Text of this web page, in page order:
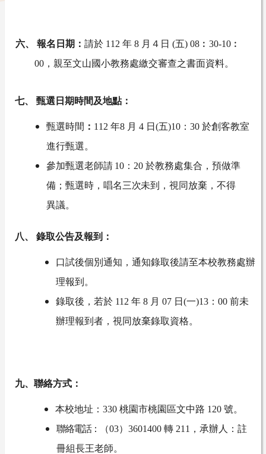
六、 報名日期： 請於 112 年 8 月４日 (五) 08︰30-10︰
00，親至文山國小教務處繳交審查之書面資料。
七、 甄選日期時間及地點：
甄選時間 ： 112 年8月 4 日(五)10：30 於創客教室
進行甄選。
參加甄選老師請 10 ：20 於教務處集合，預做準
備；甄選時， 唱名三次未到，視同 放棄，不得
異議。
八、 錄取公告及報到：
口試後個別通知，通知錄取後請至本校教務處辦
理報到。
錄取後，若於 112 年 8 月 07 日(一)13：00 前未
辦理報到者，視同放棄錄取資格。
九、聯絡方式：
本校地址：330 桃園市桃園區文中路 120 號。
聯絡電話：
（03）3601400 轉 211，承辦人：註
冊組長王老師。